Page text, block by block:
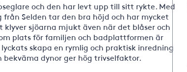
och den har levt upp till sitt rykte. Med
Selden tar den bra höjd och har mycket
klyver sjöarna mjukt även när det blåser och
plats för familjen och badplattformen är
skapa en rymlig och praktisk inredning
dynor ger hög trivselfaktor.